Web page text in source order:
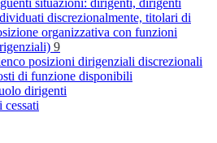
situazioni: dirigenti, dirigenti
discrezionalmente, titolari di
organizzativa con funzioni
9
posizioni dirigenziali discrezionali
di funzione disponibili
dirigenti